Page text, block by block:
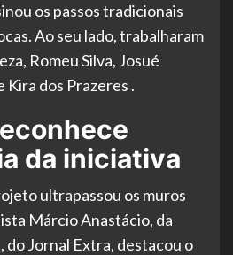
os passos tradicionais
Ao seu lado, trabalharam
Romeu Silva, Josué
Kira dos Prazeres .
da iniciativa
ultrapassou os muros
Márcio Anastácio, da
do Jornal Extra, destacou o